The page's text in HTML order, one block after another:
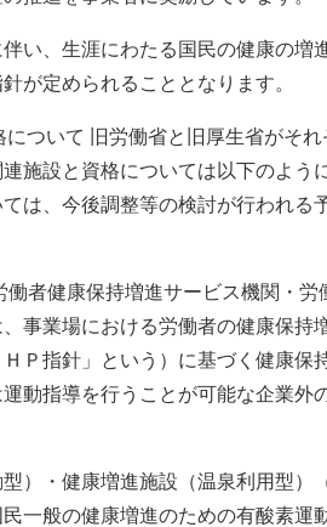
い、生涯にわたる国民の健康の増
が定められることとなります。
ついて 旧労働省と旧厚生省がそれ
施設と資格については以下のよう
は、今後調整等の検討が行われる
者健康保持増進サービス機関・労
事業場における労働者の健康保持
Ｐ指針」という）に基づく健康保
動指導を行うことが可能な企業外
）・健康増進施設（温泉利用型）
一般の健康増進のための有酸素運